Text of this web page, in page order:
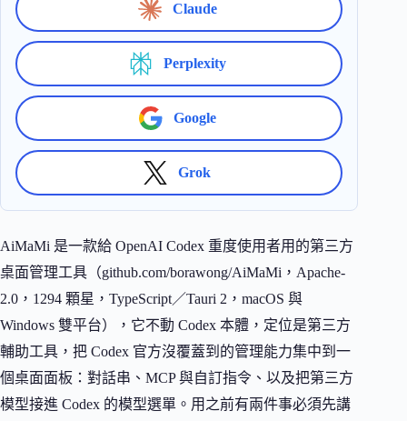
Claude
Perplexity
Google
Grok
AiMaMi 是一款給 OpenAI Codex 重度使用者用的第三方
桌面管理工具（github.com/borawong/AiMaMi，Apache-
2.0，1294 顆星，TypeScript／Tauri 2，macOS 與
Windows 雙平台），它不動 Codex 本體，定位是第三方
輔助工具，把 Codex 官方沒覆蓋到的管理能力集中到一
個桌面面板：對話串、MCP 與自訂指令、以及把第三方
模型接進 Codex 的模型選單。用之前有兩件事必須先講